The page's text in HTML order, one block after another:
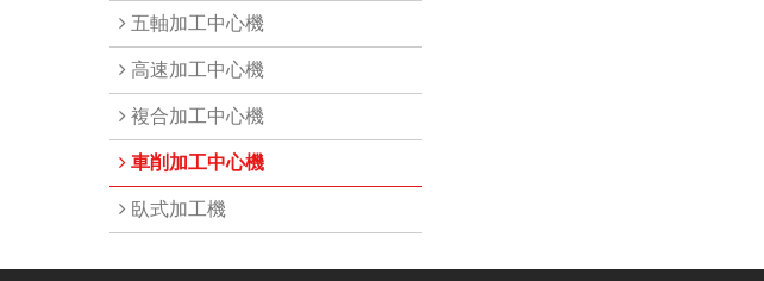
五軸加工中心機
高速加工中心機
複合加工中心機
車削加工中心機
臥式加工機